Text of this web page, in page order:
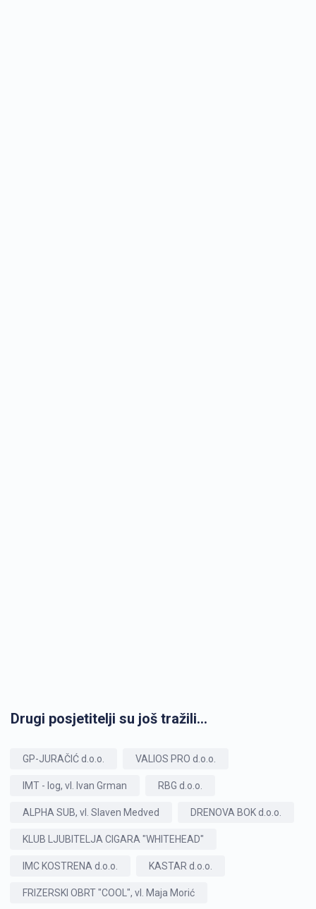
Drugi posjetitelji su još tražili...
GP-JURAČIĆ d.o.o. VALIOS PRO d.o.o.
IMT - log, vl. Ivan Grman RBG d.o.o.
ALPHA SUB, vl. Slaven Medved DRENOVA BOK d.o.o.
KLUB LJUBITELJA CIGARA "WHITEHEAD"
IMC KOSTRENA d.o.o. KASTAR d.o.o.
FRIZERSKI OBRT "COOL", vl. Maja Morić